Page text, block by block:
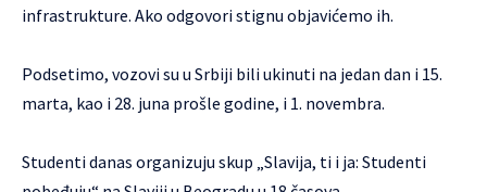
infrastrukture. Ako odgovori stignu objavićemo ih.
Podsetimo, vozovi su u Srbiji bili ukinuti na jedan dan i 15.
marta, kao i 28. juna prošle godine, i 1. novembra.
Studenti danas organizuju skup „Slavija, ti i ja: Studenti